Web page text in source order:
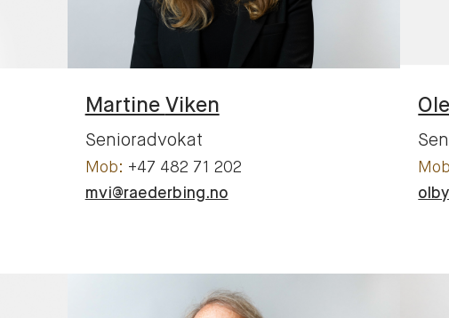
Martine Viken
Senioradvokat
+47 482 71 202
mvi@raederbing.no